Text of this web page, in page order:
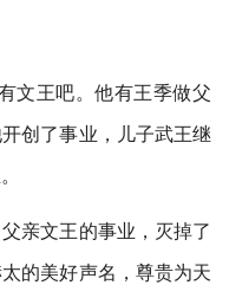
文王吧。他有王季做父
创了事业，儿子武王继
亲文王的事业，灭掉了
的美好声名，尊贵为天